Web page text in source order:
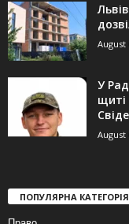
August
У
щиті
August
ПОПУЛЯРНА КАТЕГОРІЯ